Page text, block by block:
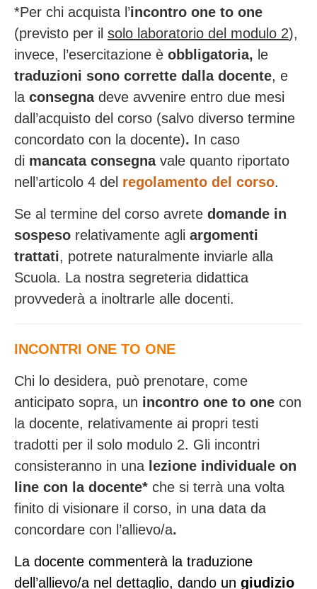
*Per chi acquista l’incontro one to one
(previsto per il solo laboratorio del modulo 2),
invece, l’esercitazione è obbligatoria, le
traduzioni sono corrette dalla docente, e
la consegna deve avvenire entro due mesi
dall’acquisto del corso (salvo diverso termine
concordato con la docente). In caso
di mancata consegnavale quanto riportato
nell’articolo 4 del regolamento del corso.
Se al termine del corso avrete domande in
sospeso relativamente agli argomenti
trattati, potrete naturalmente inviarle alla
Scuola. La nostra segreteria didattica
provvederà a inoltrarle alle docenti.
INCONTRI ONE TO ONE
Chi lo desidera, può prenotare, come
anticipato sopra, un incontro one to one con
la docente, relativamente ai propri testi
tradotti per il solo modulo 2. Gli incontri
consisteranno in una lezione individuale on
line con la docente* che si terrà una volta
finito di visionare il corso, in una data da
concordare con l’allievo/a.
La docente commenterà la traduzione
dell’allievo/a nel dettaglio, dando un giudizio